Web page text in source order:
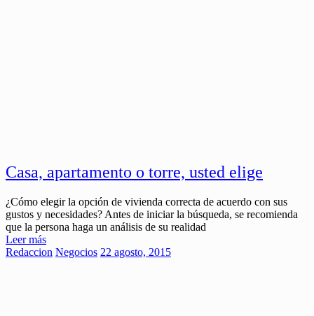
Casa, apartamento o torre, usted elige
¿Cómo elegir la opción de vivienda correcta de acuerdo con sus
gustos y necesidades? Antes de iniciar la búsqueda, se recomienda
que la persona haga un análisis de su realidad
Leer más
Redaccion Negocios 22 agosto, 2015